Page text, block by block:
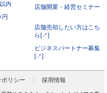
内
円
店舗開業・経営セミナー
店舗売却したい方はこち
ら[↗]
ビジネスパートナー募集
[↗]
リシー 採用情報